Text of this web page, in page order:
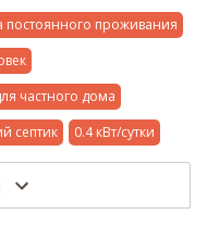
постоянного проживания
частного дома
септик 0.4 кВт/сутки